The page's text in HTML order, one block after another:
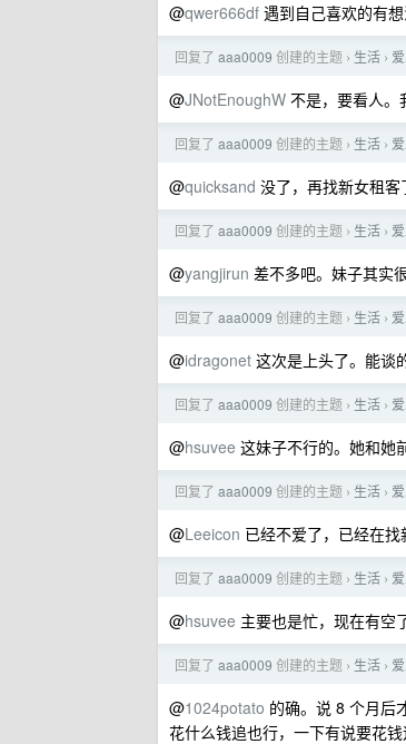
@qwer666df 遇到自己喜欢的有
回复了 aaa0009 创建的主题 › 生活 ›
@JNotEnoughW 不是，要看人。
回复了 aaa0009 创建的主题 › 生活 ›
@quicksand 没了，再找新女租
回复了 aaa0009 创建的主题 › 生活 ›
@yangjirun 差不多吧。妹子其实
回复了 aaa0009 创建的主题 › 生活 ›
@idragonet 这次是上头了。能谈
回复了 aaa0009 创建的主题 › 生活 ›
@hsuvee 这妹子不行的。她和她
回复了 aaa0009 创建的主题 › 生活 ›
@Leeicon 已经不爱了，已经在
回复了 aaa0009 创建的主题 › 生活 ›
@hsuvee 主要也是忙，现在有空
回复了 aaa0009 创建的主题 › 生活 ›
@1024potato 的确。说 8 个月后
花什么钱追也行，一下有说要花